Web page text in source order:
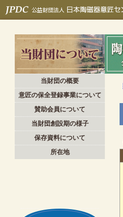
当財団の概要
意匠の保全登録事業について
賛助会員について
当財団創設期の様子
保存資料について
所在地